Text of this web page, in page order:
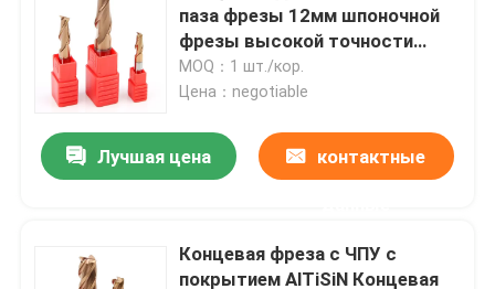
паза фрезы 12мм шпоночной
фрезы высокой точности
вольфрама
MOQ：1 шт./кор.
Цена：negotiable
Лучшая цена контактные
Концевая фреза с ЧПУ с
покрытием AlTiSiN Концевая